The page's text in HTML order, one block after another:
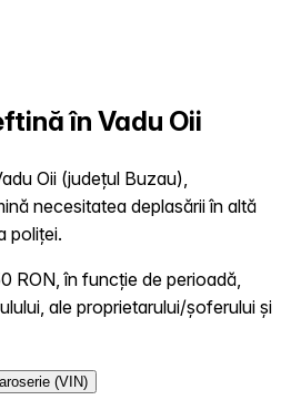
în Vadu Oii
Oii (județul Buzau),
necesitatea deplasării în altă
poliței.
RON, în funcție de perioadă,
ale proprietarului/șoferului și
(VIN)